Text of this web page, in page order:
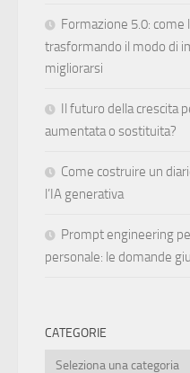
Formazione 5.0: come
trasformando il modo di
migliorarsi
Il futuro della crescita
aumentata o sostituita?
Come costruire un
l’IA generativa
Prompt engineering
personale: le domande
CATEGORIE
Categorie